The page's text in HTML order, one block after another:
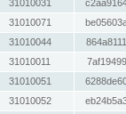
31010031
31010071
31010044
31010011
31010051
31010052